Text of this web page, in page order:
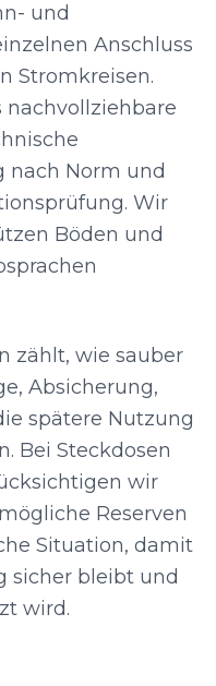
und
Anschluss
Stromkreisen.
nachvollziehbare
nach Norm und
Wir
Böden und
zählt, wie sauber
Absicherung,
spätere Nutzung
Bei Steckdosen
wir
Reserven
Situation, damit
sicher bleibt und
wird.